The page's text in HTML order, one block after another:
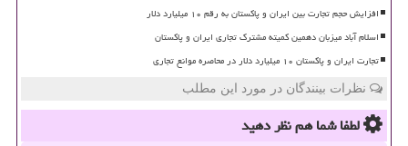
افزایش حجم تجارت بین ایران و پاکستان به رقم ۱۰ میلیارد دلار
اسلام آباد میزبان دهمین کمیته مشترک تجاری ایران و پاکستان
تجارت ایران و پاکستان ۱۰ میلیارد دلار در محاصره موانع تجاری
نظرات بینندگان در مورد این مطلب
لطفا شما همنظر دهید